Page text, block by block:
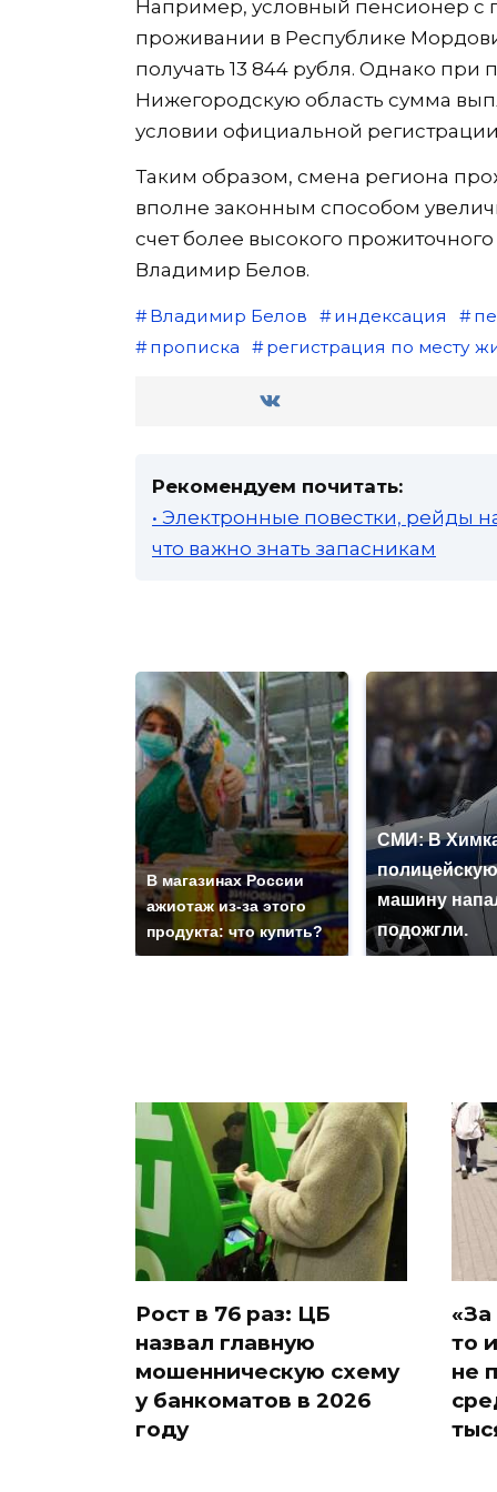
Например, условный пенсионер с
проживании в Республике
получать 13 844 рубля. Однако при
Нижегородскую область сумма
условии официальной
Таким образом, смена региона
вполне законным способом
счет более высокого
Владимир Белов.
Владимир Белов индексация
прописка
регистрация по месту
Рекомендуем почитать:
• Электронные повестки, рейды
что важно знать запасникам
В магазинах России
ажиотаж из-за этого
продукта: что купить?
СМИ: В
полицейскую
машину
подожгли.
Рост в 76 раз: ЦБ
назвал главную
мошенническую схему
у банкоматов в 2026
году
«За
то
не